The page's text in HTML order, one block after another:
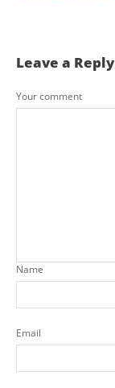
Leave a Reply
Your comment
Name
Email